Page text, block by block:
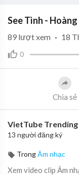
See Tình -
0
89 lượt xem · 18
Chia sẻ
VietTube
13 người đăng ký
TrongÂm nhạc
Xem video clip Âm